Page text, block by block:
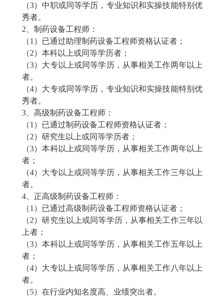
（3）中职或同等学历，专业知识和实操技能特别优
秀者。
2、 制药设备工程师 ：
（1）已通过助理制药设备工程师资格认证者；
（2）本科以上或同等学历者；
（3）大专以上或同等学历，从事相关工作两年以上
者。
（4）大专或同等学历，专业知识和实操技能特别优
秀者。
3、高级制药设备工程师 ：
（1）已通过制药设备工程师资格认证者；
（2）研究生以上或同等学历者；
（3）本科以上或同等学历，从事相关工作两年以上
者；
（4）大专以上或同等学历，从事相关工作三年以上
者。
4、正高级制药设备工程师 ：
（1）已通过高级制药设备工程师资格认证者；
（2）研究生以上或同等学历，从事相关工作三年以
上者；
（3）本科以上或同等学历，从事相关工作五年以上
者；
（4）大专以上或同等学历，从事相关工作八年以上
者。
（5）在行业内知名度高、业绩突出者。